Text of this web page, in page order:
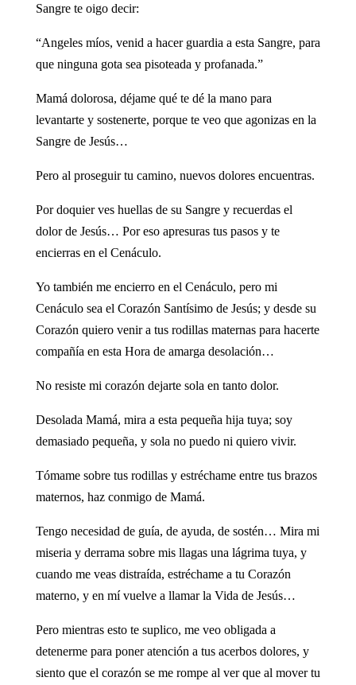
Sangre te oigo decir:
“Angeles míos, venid a hacer guardia a esta Sangre, para
que ninguna gota sea pisoteada y profanada.”
Mamá dolorosa, déjame qué te dé la mano para
levantarte y sostenerte, porque te veo que agonizas en la
Sangre de Jesús…
Pero al proseguir tu camino, nuevos dolores encuentras.
Por doquier ves huellas de su Sangre y recuerdas el
dolor de Jesús… Por eso apresuras tus pasos y te
encierras en el Cenáculo.
Yo también me encierro en el Cenáculo, pero mi
Cenáculo sea el Corazón Santísimo de Jesús; y desde su
Corazón quiero venir a tus rodillas maternas para hacerte
compañía en esta Hora de amarga desolación…
No resiste mi corazón dejarte sola en tanto dolor.
Desolada Mamá, mira a esta pequeña hija tuya; soy
demasiado pequeña, y sola no puedo ni quiero vivir.
Tómame sobre tus rodillas y estréchame entre tus brazos
maternos, haz conmigo de Mamá.
Tengo necesidad de guía, de ayuda, de sostén… Mira mi
miseria y derrama sobre mis llagas una lágrima tuya, y
cuando me veas distraída, estréchame a tu Corazón
materno, y en mí vuelve a llamar la Vida de Jesús…
Pero mientras esto te suplico, me veo obligada a
detenerme para poner atención a tus acerbos dolores, y
siento que el corazón se me rompe al ver que al mover tu